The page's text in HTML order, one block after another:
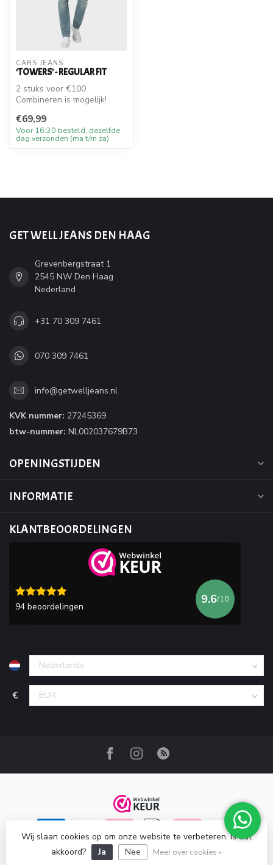
CARS JEANS
'TOWERS' - REGULAR FIT
2 stuks voor €100
Combineren is mogelijk!
€69,99
Voor 16:30 besteld, dezelfde
dag verzonden (ma t/m za)
GET WELL JEANS DEN HAAG
Grevenbergstraat 1
2545 NW Den Haag
Nederland
+31 70 309 7461
070 309 7461
info@getwelljeans.nl
KVK nummer: 27245369
btw-nummer: NL002037679B73
OPENINGSTIJDEN
INFORMATIE
KLANTBEOORDELINGEN
94 beoordelingen
9.6/10
€
© Copyright 2026 Get Well Jeans Den Haag
Wij slaan cookies op om onze website te verbeteren. Is dat
akkoord?
Ja Nee Meer over cookies »